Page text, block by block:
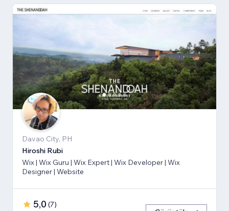
Davao City, PH
Hiroshi Rubi
Wix | Wix Guru | Wix Expert | Wix Developer | Wix
Designer | Website
5,0 (7)